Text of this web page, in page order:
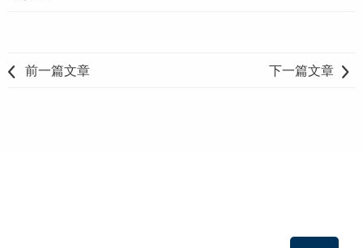
前一篇文章 下一篇文章